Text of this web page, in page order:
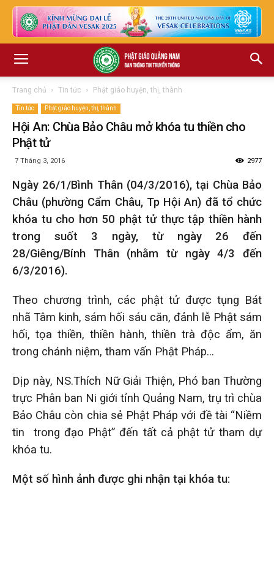
Trang chủ Tin tức Phật giáo huyện, thị, thành
Tin tức Phật giáo huyện, thị, thành
Hội An: Chùa Bảo Châu mở khóa tu thiền cho
Phật tử
7 Tháng 3, 2016 2977
Ngày 26/1/Bình Thân (04/3/2016), tại Chùa Bảo
Châu (phường Cẩm Châu, Tp Hội An) đã tổ chức
khóa tu cho hơn 50 phật tử thực tập thiền hành
trong suốt 3 ngày, từ ngày 26 đến
28/Giêng/Bính Thân (nhằm từ ngày 4/3 đến
6/3/2016).
Theo chương trình, các phật tử được tụng Bát
nhã Tâm kinh, sám hối sáu căn, đảnh lễ Phật sám
hối, tọa thiền, thiền hành, thiền trà độc ẩm, ăn
trong chánh niệm, tham vấn Phật Pháp…
Dịp này, NS.Thích Nữ Giải Thiện, Phó ban Thường
trực Phân ban Ni giới tỉnh Quảng Nam, trụ trì chùa
Bảo Châu còn chia sẻ Phật Pháp với đề tài “Niềm
tin trong đạo Phật” đến tất cả phật tử tham dự
khóa tu.
Một số hình ảnh được ghi nhận tại khóa tu: